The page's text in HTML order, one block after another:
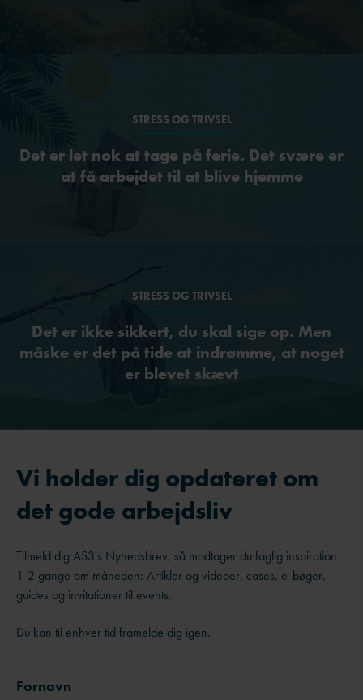
STRESS OG TRIVSEL
Det er let nok at tage på ferie. Det svære er
at få arbejdet til at blive hjemme
STRESS OG TRIVSEL
Det er ikke sikkert, du skal sige op. Men
måske er det på tide at indrømme, at noget
er blevet skævt
Vi holder dig opdateret om
det gode arbejdsliv
Tilmeld dig AS3's Nyhedsbrev, så modtager du faglig inspiration
1-2 gange om måneden: Artikler og videoer, cases, e-bøger,
guides og invitationer til events.
Du kan til enhver tid framelde dig igen.
Fornavn